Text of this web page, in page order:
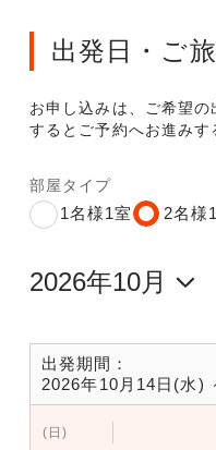
出発日・ご
お申し込みは、ご希望
するとご予約へお進みす
部屋タイプ
1名様1室 2名様
出発期間：
2026年10月14日(水)
(日)